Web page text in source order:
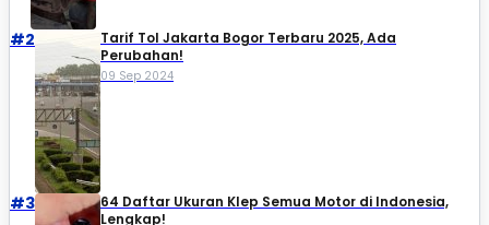
#2
Tarif Tol Jakarta Bogor Terbaru 2025, Ada
Perubahan!
09 Sep 2024
#3
64 Daftar Ukuran Klep Semua Motor di Indonesia,
Lengkap!